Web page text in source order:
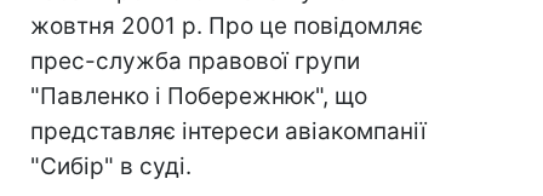
жовтня 2001 р. Про це повідомляє
прес-служба правової групи
"Павленко і Побережнюк", що
представляє інтереси авіакомпанії
"Сибір" в суді.